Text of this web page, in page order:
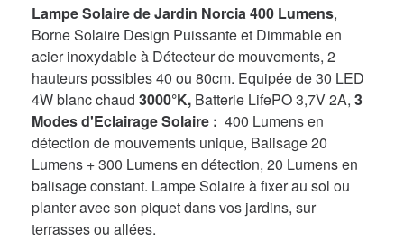
Lampe Solaire de Jardin Norcia 400 Lumens,
Borne Solaire Design Puissante et Dimmable en
acier inoxydable à Détecteur de mouvements, 2
hauteurs possibles 40 ou 80cm. Equipée de 30 LED
4W blanc chaud 3000°K, Batterie LifePO 3,7V 2A, 3
Modes d'Eclairage Solaire : 400 Lumens en
détection de mouvements unique, Balisage 20
Lumens + 300 Lumens en détection, 20 Lumens en
balisage constant. Lampe Solaire à fixer au sol ou
planter avec son piquet dans vos jardins, sur
terrasses ou allées.